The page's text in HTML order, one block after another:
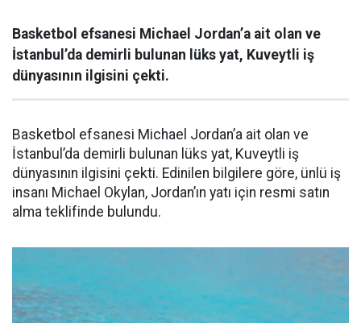
Basketbol efsanesi Michael Jordan’a ait olan ve
İstanbul’da demirli bulunan lüks yat, Kuveytli iş
dünyasının ilgisini çekti.
Basketbol efsanesi Michael Jordan’a ait olan ve
İstanbul’da demirli bulunan lüks yat, Kuveytli iş
dünyasının ilgisini çekti. Edinilen bilgilere göre, ünlü iş
insanı Michael Okylan, Jordan’ın yatı için resmi satın
alma teklifinde bulundu.